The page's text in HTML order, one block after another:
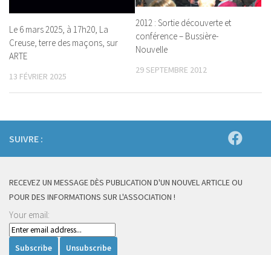
Le 6 mars 2025, à 17h20, La
Creuse, terre des maçons, sur
ARTE
13 FÉVRIER 2025
2012 : Sortie découverte et
conférence – Bussière-
Nouvelle
29 SEPTEMBRE 2012
SUIVRE :
RECEVEZ UN MESSAGE DÈS PUBLICATION D'UN NOUVEL ARTICLE OU
POUR DES INFORMATIONS SUR L'ASSOCIATION !
Your email: